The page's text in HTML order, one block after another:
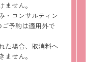
ません。
・コンサルティン
予約は適用外で
た場合、取消料へ
ません。